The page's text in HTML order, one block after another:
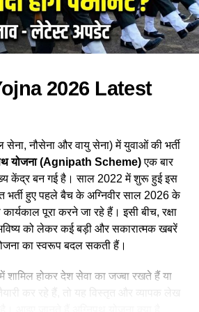
में कई महत्वपूर्ण मंत्रालयों का नेतृत्व कर चुके
और खान मंत्रालय की जिम्मेदारी संभाल चुके
योजनाओं का नेतृत्व कर रहे हैं।
करते हैं। उनके अनुसार, भारत के युवाओं के
2026 Latest
नौसेना और वायु सेना) में युवाओं की भर्ती
योजना (Agnipath Scheme)एक बार
केंद्र बन गई है। साल 2022 में शुरू हुई इस
भर्ती हुए पहले बैच के अग्निवीर साल 2026 के
पूरा करने जा रहे हैं। इसी बीच, रक्षा
भविष्य को लेकर कई बड़ी और सकारात्मक खबरें
का स्वरूप बदल सकती हैं।
शामिल होकर देश सेवा का जज्बा रखते हैं या